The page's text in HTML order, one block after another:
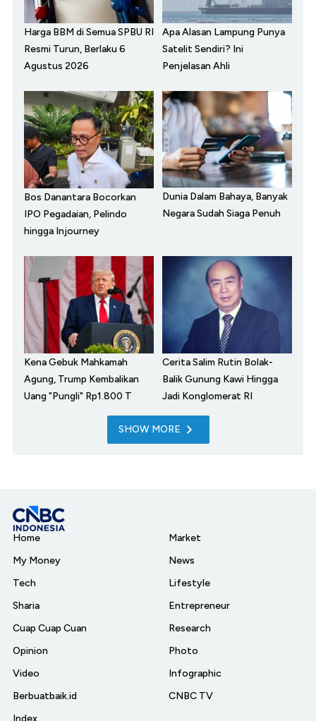
Harga BBM di Semua SPBU RI
Resmi Turun, Berlaku 6
Agustus 2026
Apa Alasan Lampung Punya
Satelit Sendiri? Ini
Penjelasan Ahli
Bos Danantara Bocorkan
IPO Pegadaian, Pelindo
hingga Injourney
Dunia Dalam Bahaya, Banyak
Negara Sudah Siaga Penuh
Kena Gebuk Mahkamah
Agung, Trump Kembalikan
Uang "Pungli" Rp1.800 T
Cerita Salim Rutin Bolak-
Balik Gunung Kawi Hingga
Jadi Konglomerat RI
SHOW MORE
Home
My Money
Tech
Sharia
Cuap Cuap Cuan
Opinion
Video
Berbuatbaik.id
Market
News
Lifestyle
Entrepreneur
Research
Photo
Infographic
CNBC TV